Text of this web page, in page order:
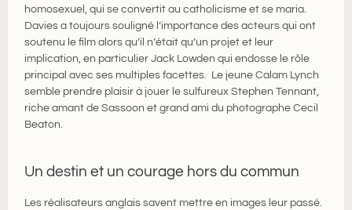
homosexuel, qui se convertit au catholicisme et se maria.
Davies a toujours souligné l’importance des acteurs qui ont
soutenu le film alors qu’il n’était qu’un projet et leur
implication, en particulier Jack Lowden qui endosse le rôle
principal avec ses multiples facettes. Le jeune Calam Lynch
semble prendre plaisir à jouer le sulfureux Stephen Tennant,
riche amant de Sassoon et grand ami du photographe Cecil
Beaton.
Un destin et un courage hors du commun
Les réalisateurs anglais savent mettre en images leur passé.